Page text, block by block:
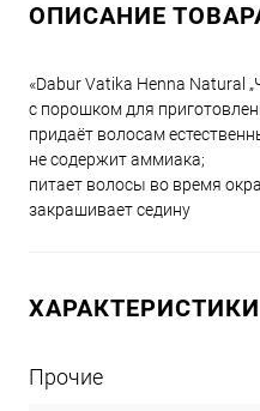
ОПИСАНИЕ
«Dabur Vatika Henna Natural
с порошком для
придаёт волосам
не содержит аммиака;
питает волосы во время
закрашивает седину
ХАРАКТЕРИСТИКИ
Прочие